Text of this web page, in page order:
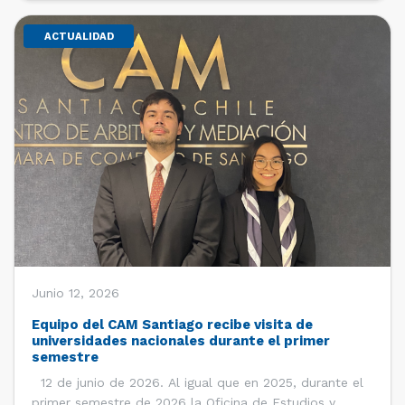
ACTUALIDAD
Junio 12, 2026
Equipo del CAM Santiago recibe visita de
universidades nacionales durante el primer
semestre
12 de junio de 2026. Al igual que en 2025, durante el